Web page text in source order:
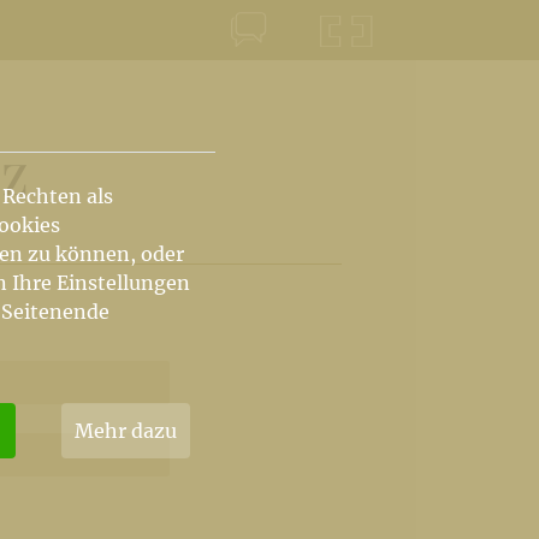
als
zu können, oder
Ihre Einstellungen
Mehr dazu